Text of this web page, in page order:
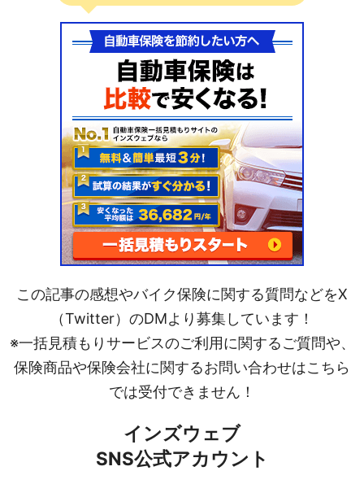
この記事の感想やバイク保険に関する質問などをX
（Twitter）のDMより募集しています！
※一括見積もりサービスのご利用に関するご質問や、
保険商品や保険会社に関するお問い合わせはこちら
では受付できません！
インズウェブ
SNS公式アカウント